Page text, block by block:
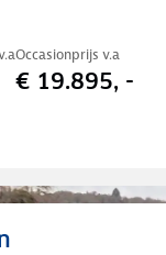
Occasionprijs v.a
€ 19.895, -